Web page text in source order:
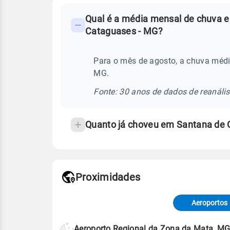
Perguntas
Qual é a média mensal de chuva
Cataguases - MG?
Para o mês de agosto, a chuva
MG.
Fonte: 30 anos de dados de
Quanto já choveu em Santana
de Tempo e Estudos Climáticos
Proximidades
Aeroportos